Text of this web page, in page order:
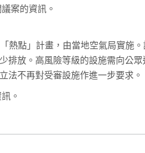
案的資訊。
熱點」計畫，由當地空氣局實施
排放。高風險等級的設施需向公
法不再對受審設施作進一步要求。
。